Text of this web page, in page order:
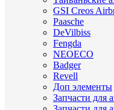
GSI Creos
Paasche
DeVilbiss
Fengda
NEOECO
Badger
Revell
Доп элементы
Запчасти для